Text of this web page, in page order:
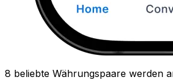
8 beliebte Währungspaare werden